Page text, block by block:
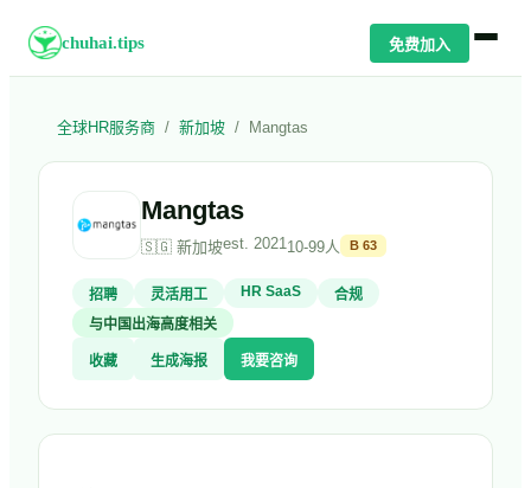
chuhai.tips 免费加入
全球HR服务商 / 新加坡 / Mangtas
Mangtas
🇸🇬 新加坡est. 2021 10-99人 B 63
招聘 灵活用工 HR SaaS
合规
与中国出海高度相关
收藏 生成海报 我要咨询